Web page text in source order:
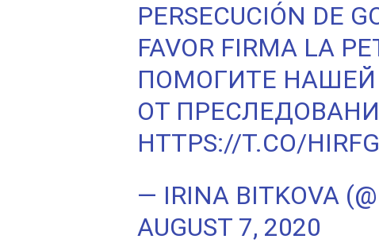
PERSECUCIÓN DE
FAVOR FIRMA LA
ПОМОГИТЕ
ОТ
HTTPS://T.CO/
— IRINA BITKOVA
AUGUST 7, 2020